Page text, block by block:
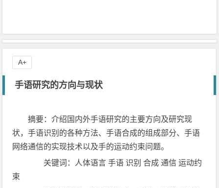
手语研究的方向与现状
摘要：介绍国内外手语研究的主要方向及研究现
状，手语识别的各种方法、手语合成的组成部分、手语
网络通信的实现技术以及手的运动约束问题。
关键词：人体语言 手语 识别 合成 通信 运动约
束
A+